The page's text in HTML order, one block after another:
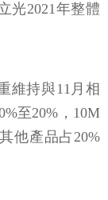
光2021年整體
維持與11月相
至20%，10M
他產品占20%